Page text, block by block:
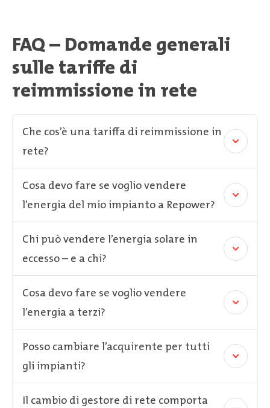
FAQ – Domande generali
sulle tariffe di
reimmissione in rete
Che cos’è una tariffa di reimmissione in
rete?
Cosa devo fare se voglio vendere
l’energia del mio impianto a Repower?
Chi può vendere l’energia solare in
eccesso – e a chi?
Cosa devo fare se voglio vendere
l’energia a terzi?
Posso cambiare l’acquirente per tutti
gli impianti?
Il cambio di gestore di rete comporta